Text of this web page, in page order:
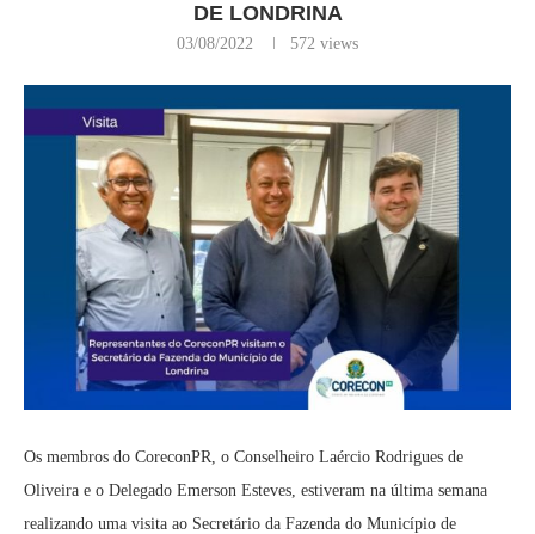
DE LONDRINA
03/08/2022 572 views
Os membros do CoreconPR, o Conselheiro Laércio Rodrigues de
Oliveira e o Delegado Emerson Esteves, estiveram na última semana
realizando uma visita ao Secretário da Fazenda do Município de